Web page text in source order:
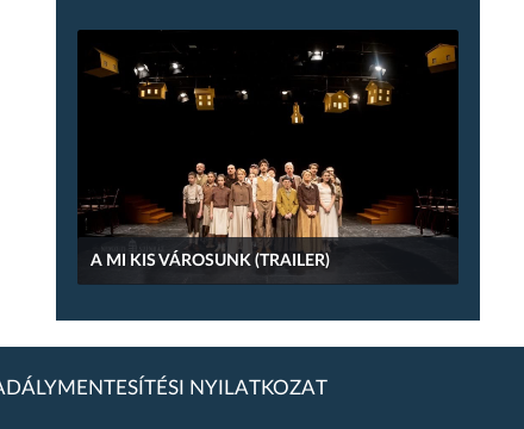
A MI KIS VÁROSUNK (TRAILER)
NYILATKOZAT